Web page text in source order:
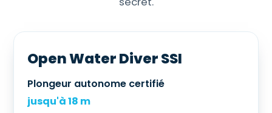
Open Water Diver SSI
Plongeur autonome certifié
jusqu'à 18 m